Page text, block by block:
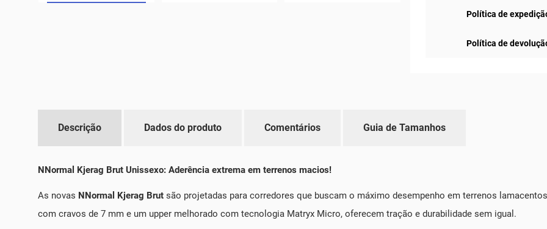
Política de
Política de
Descrição Dados do produto Comentários Guia de Tamanhos
NNormal Kjerag Brut Unissexo: Aderência extrema em terrenos macios!
As novas NNormal Kjerag Brut são projetadas para corredores que buscam o máximo desempenho em terrenos
com cravos de 7 mm e um upper melhorado com tecnologia Matryx Micro, oferecem tração e durabilidade sem igual.